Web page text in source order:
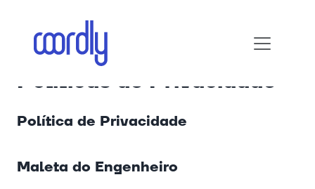
Políticas de Privacidade
Política de Privacidade
Maleta do Engenheiro